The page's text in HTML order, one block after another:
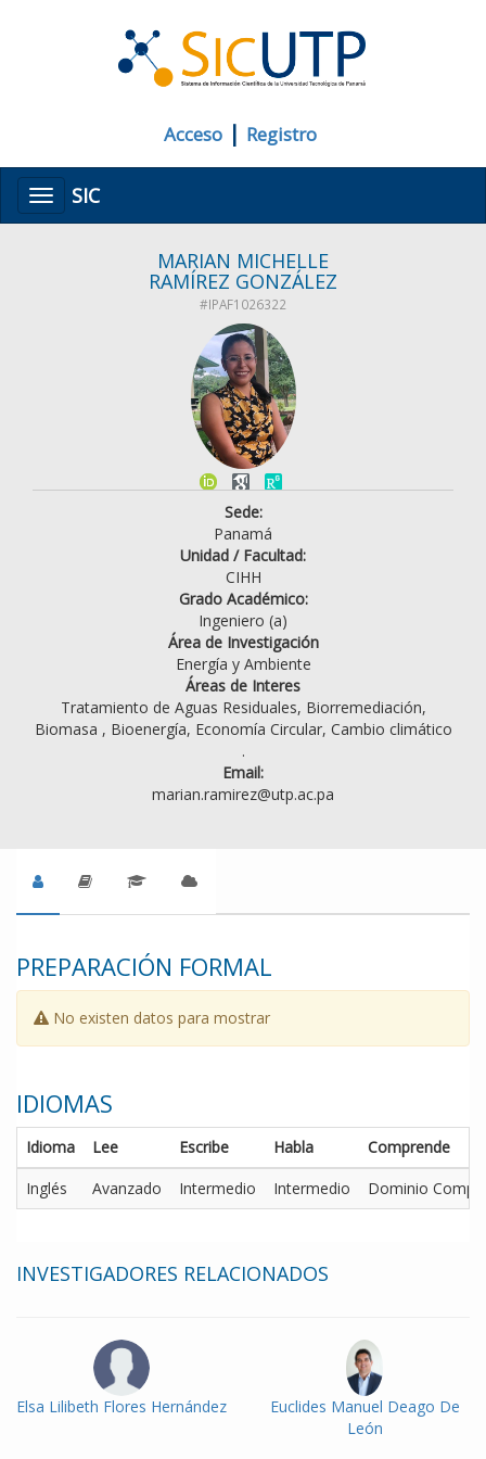
Acceso | Registro
MenúSIC
MARIAN MICHELLE
RAMÍREZ GONZÁLEZ
#IPAF1026322
Sede:
Panamá
Unidad / Facultad:
CIHH
Grado Académico:
Ingeniero (a)
Área de Investigación
Energía y Ambiente
Áreas de Interes
Tratamiento de Aguas Residuales, Biorremediación,
Biomasa , Bioenergía, Economía Circular, Cambio climático
.
Email:
marian.ramirez@utp.ac.pa
PREPARACIÓN FORMAL
No existen datos para mostrar
IDIOMAS
Idioma Lee Escribe Habla
Comprende
Inglés
Avanzado Intermedio Intermedio Dominio
INVESTIGADORES RELACIONADOS
Elsa Lilibeth Flores Hernández
Euclides Manuel Deago De
León